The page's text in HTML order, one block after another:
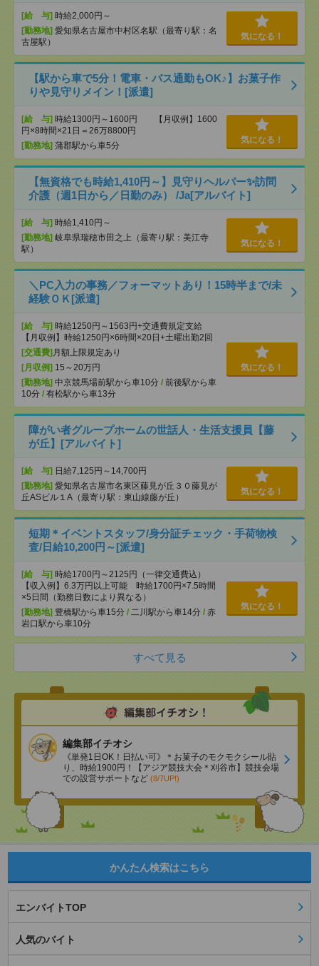
[給 与] 時給2,000円～
[勤務地] 愛知県名古屋市中村区名駅（最寄り駅：名
古屋駅）
気になる！
【駅から車で5分！電車・バス通勤もOK♪】お菓子作
りや見守りメイン！[派遣]
[給 与] 時給1300円～1600円 【月収例】1600
円×8時間×21日＝26万8800円
[勤務地] 蒲郡駅から車5分
気になる！
【無資格でも時給1,410円～】見守りヘルパー✨訪問
介護（週1日から／日勤のみ） /Ja[アルバイト]
[給 与] 時給1,410円～
[勤務地] 岐阜県瑞穂市田之上（最寄り駅：美江寺
駅）
気になる！
＼PC入力の事務／フォーマットあり！15時半まで/未
経験ＯＫ[派遣]
[給 与] 時給1250円～1563円+交通費規定支給
【月収例】時給1250円×6時間×20日+土曜出勤2回
[交通費] 月額上限規定あり
[月収例] 15～20万円
[勤務地] 中京競馬場前駅から車10分 / 前後駅から車
10分 / 有松駅から車13分
気になる！
障がい者グループホームの世話人・生活支援員【藤
が丘】[アルバイト]
[給 与] 日給7,125円～14,700円
[勤務地] 愛知県名古屋市名東区藤見が丘３０藤見が
丘ASビル１A（最寄り駅：東山線藤が丘）
気になる！
短期＊イベントスタッフ/身分証チェック・手荷物検
査/日給10,200円～[派遣]
[給 与] 時給1700円～2125円（一律交通費込）
【収入例】6.3万円以上可能 時給1700円×7.5時間
×5日間（勤務日数により異なる）
[勤務地] 豊橋駅から車15分 / 二川駅から車14分 / 赤
岩口駅から車10分
気になる！
すべて見る
編集部イチオシ
《単発1日OK！日払い可》＊お菓子のモクモクシール貼
り、時給1900円！【アジア競技大会＊刈谷市】競技会場
での設営サポートなど (8/7UP!)
かんたん検索はこちら
エンバイトTOP
人気のバイト